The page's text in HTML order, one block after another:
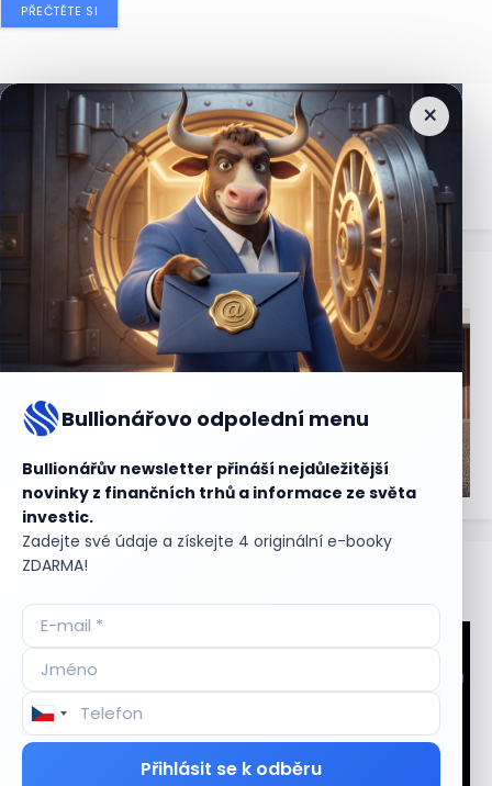
PŘEČTĚTE SI
×
Bullionářovo odpolední menu
Bullionářův newsletter přináší nejdůležitější
novinky z finančních trhů a informace ze světa
investic.
Zadejte své údaje a získejte 4 originální e-booky
ZDARMA!
Přihlásit se k odběru
Nejčtenějšízprávy
Aktuální